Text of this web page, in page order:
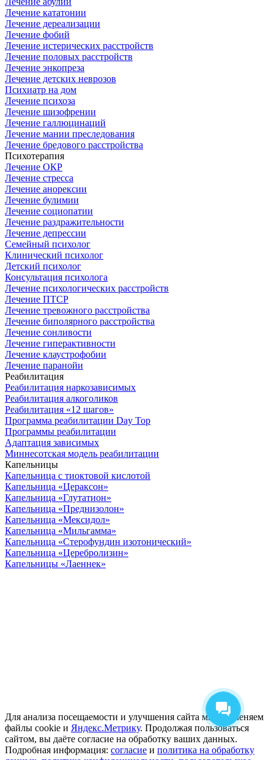
Лечение кататонии
Лечение дереализации
Лечение фобий
Лечение истерических расстройств
Лечение половых расстройств
Лечение энкопреза
Лечение детских неврозов
Психиатр на дом
Лечение психоза
Лечение шизофрении
Лечение галлюцинаций
Лечение мании преследования
Лечение бредового расстройства
Психотерапия
Лечение ОКР
Лечение стресса
Лечение анорексии
Лечение булимии
Лечение социопатии
Лечение раздражительности
Лечение депрессии
Семейный психолог
Клинический психолог
Детский психолог
Консультация психолога
Лечение психологических расстройств
Лечение ПТСР
Лечение тревожного расстройства
Лечение биполярного расстройства
Лечение сонливости
Лечение гиперактивности
Лечение клаустрофобии
Лечение паранойи
Реабилитация
Реабилитация наркозависимых
Реабилитация алкоголиков
Реабилитация «12 шагов»
Программа реабилитации Day Top
Программы реабилитации
Адаптация зависимых
Миннесотская модель реабилитации
Капельницы
Капельница с тиоктовой кислотой
Капельница «Цераксон»
Капельница «Глутатион»
Капельница «Преднизолон»
Капельница «Мексидол»
Капельница «Мильгамма»
Капельница «Стерофундин изотонический»
Капельница «Церебролизин»
Капельницы «Лаеннек»
Для анализа посещаемости и улучшения сайта мы применяем
файлы cookie и Яндекс.Метрику. Продолжая пользоваться
сайтом, вы даёте согласие на обработку ваших данных.
Подробная информация: согласие и политика на обработку